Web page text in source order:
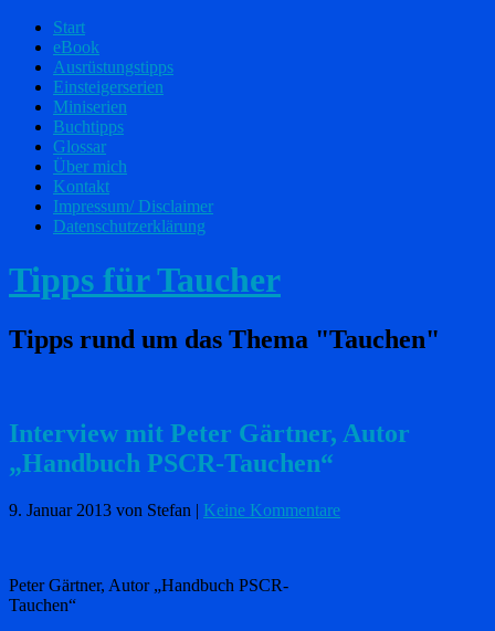
Start
eBook
Ausrüstungstipps
Einsteigerserien
Miniserien
Buchtipps
Glossar
Über mich
Kontakt
Impressum/ Disclaimer
Datenschutzerklärung
Tipps für Taucher
Tipps rund um das Thema "Tauchen"
Interview mit Peter Gärtner, Autor
„Handbuch PSCR-Tauchen“
9. Januar 2013 von Stefan | Keine Kommentare
Peter Gärtner, Autor „Handbuch PSCR-
Tauchen“